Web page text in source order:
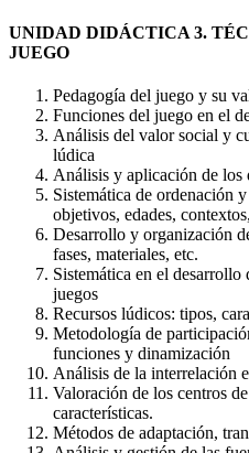
UNIDAD DIDÁCTICA 3.
JUEGO
Pedagogía del juego y su
Funciones del juego en el
Análisis del valor social y
lúdica
Análisis y aplicación de los
Sistemática de ordenación
objetivos, edades,
Desarrollo y organización
fases, materiales, etc.
Sistemática en el desarrollo
juegos
Recursos lúdicos: tipos,
Metodología de
funciones y dinamización
Análisis de la interrelación
Valoración de los centros
características.
Métodos de adaptación,